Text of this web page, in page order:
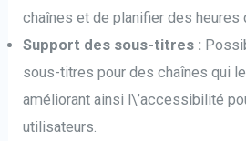
chaînes et de planifier des heures
Support des sous-titres :
sous-titres pour des chaînes qui
améliorant ainsi l\’accessibilité
utilisateurs.